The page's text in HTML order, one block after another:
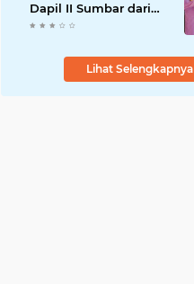
Dapil II Sumbar dari
Golkar
Lihat Selengkapnya